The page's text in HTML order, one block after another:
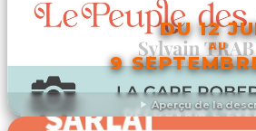
Aperçu de la
DU 12
AU
9
DÉCOUVRIR